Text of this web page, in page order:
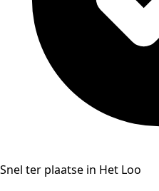
Snel ter plaatse in Het Loo